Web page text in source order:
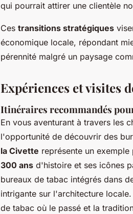
qui pourrait attirer une clientèle
Ces transitions stratégiques
économique locale, répondant
pérennité malgré un paysage
Expériences et visites
Itinéraires recommandés
En vous aventurant à travers les
l'opportunité de découvrir des
la Civette représente un
300 ans d'histoire et ses icônes
bureaux de tabac intégrés dans
intrigante sur l'architecture
de tabac où le passé et la